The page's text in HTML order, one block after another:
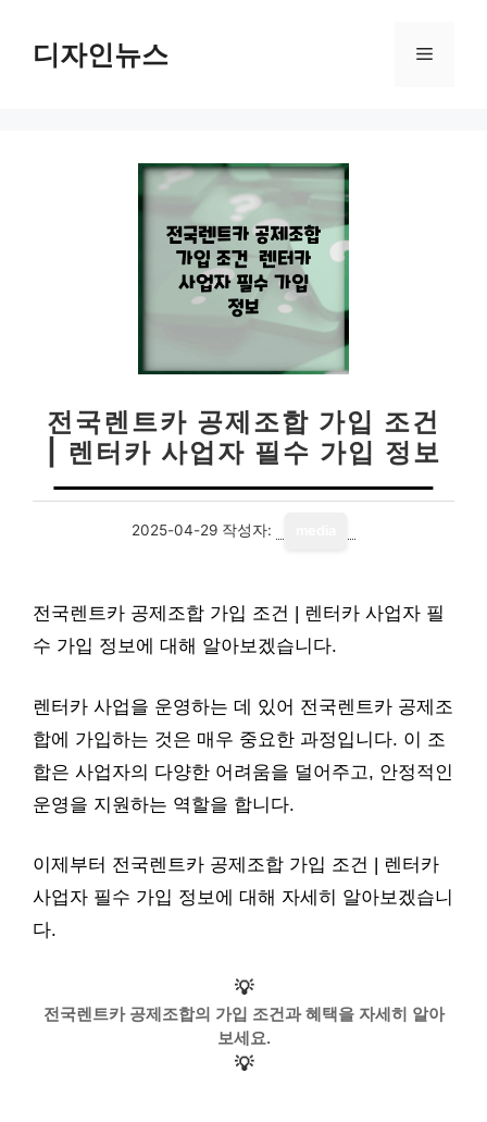
디자인뉴스 메
전국렌트카 공제조합 가입 조건
| 렌터카 사업자 필수 가입 정보
2025-04-29 작성자:
전국렌트카 공제조합 가입 조건 | 렌터카 사업자 필
수 가입 정보에 대해 알아보겠습니다.
렌터카 사업을 운영하는 데 있어 전국렌트카 공제조
합에 가입하는 것은 매우 중요한 과정입니다. 이 조
합은 사업자의 다양한 어려움을 덜어주고, 안정적인
운영을 지원하는 역할을 합니다.
이제부터 전국렌트카 공제조합 가입 조건 | 렌터카
사업자 필수 가입 정보에 대해 자세히 알아보겠습니
다.
💡
전국렌트카 공제조합의 가입 조건과 혜택을 자세히 알아
보세요.
💡